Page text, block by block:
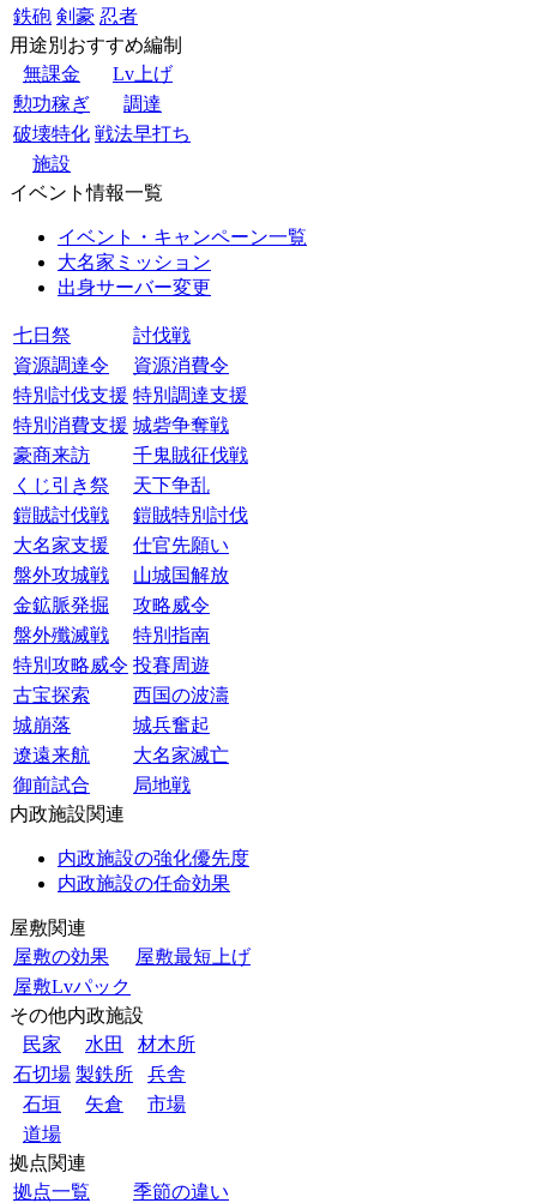
鉄砲 剣豪 忍者
用途別おすすめ編制
無課金
Lv上げ
勲功稼ぎ
調達
破壊特化 戦法早打ち
施設
イベント情報一覧
イベント・キャンペーン一覧
大名家ミッション
出身サーバー変更
七日祭
討伐戦
資源調達令
資源消費令
特別討伐支援 特別調達支援
特別消費支援 城砦争奪戦
豪商来訪
千鬼賊征伐戦
くじ引き祭
天下争乱
鎧賊討伐戦
鎧賊特別討伐
大名家支援
仕官先願い
盤外攻城戦
山城国解放
金鉱脈発掘
攻略威令
盤外殲滅戦
特別指南
特別攻略威令 投賽周遊
古宝探索
西国の波濤
城崩落
城兵奮起
遼遠来航
大名家滅亡
御前試合
局地戦
内政施設関連
内政施設の強化優先度
内政施設の任命効果
屋敷関連
屋敷の効果
屋敷最短上げ
屋敷Lvパック
その他内政施設
民家
水田
材木所
石切場 製鉄所
兵舎
石垣
矢倉
市場
道場
拠点関連
拠点一覧
季節の違い